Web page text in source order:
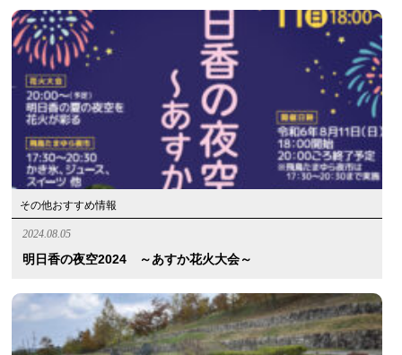
その他おすすめ情報
2024.08.05
明日香の夜空2024 ～あすか花火大会～